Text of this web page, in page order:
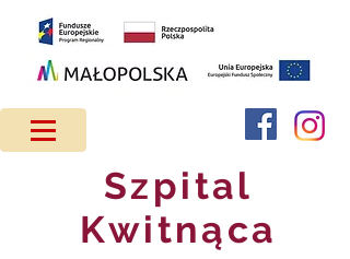
Szpital
Kwitnąca